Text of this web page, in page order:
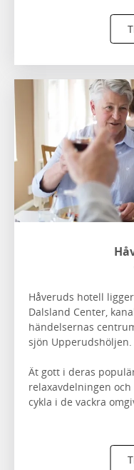
Håveruds hotell
Dalsland Center,
händelsernas
sjön Upperudshöljen.
Ät gott i deras
relaxavdelningen
cykla i de vackra